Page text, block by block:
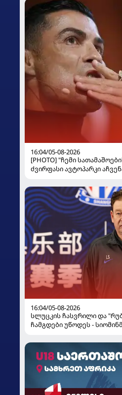
16:04/05-08-2026
[PHOTO] "ჩემი
ძვირფასი ავტოპარკი
16:04/05-08-2026
სლუცკის ჩასვრილი და
ჩამგდები უწოდეს -